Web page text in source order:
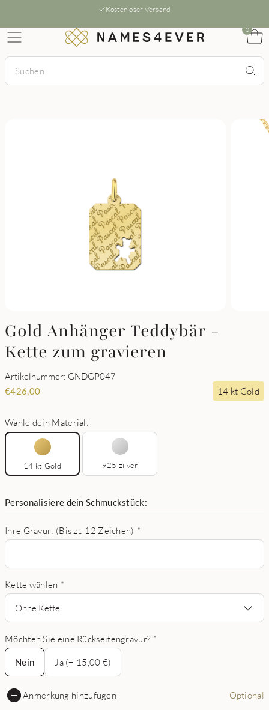
Kostenloser Versand
0
Gold Anhänger Teddybär -
Kette zum gravieren
Artikelnummer: GNDGP047
€426,00 14 kt Gold
Wähle dein Material:
14 kt Gold 925 zilver
Personalisiere dein Schmuckstück:
Ihre Gravur: (Bis zu 12 Zeichen) *
Kette wählen *
Ohne Kette
Möchten Sie eine Rückseitengravur? *
Nein
Nein
Ja (+ 15,00 €)
Anmerkung hinzufügen Optional